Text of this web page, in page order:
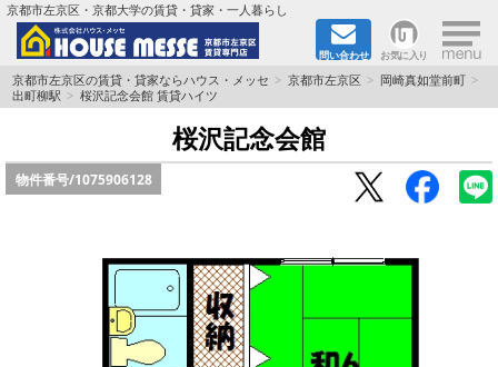
京都市左京区・京都大学の賃貸・貸家・一人暮らし
問い合わせ お気に入り ×
TOPページ
地域から検索
書類DL & 入居者さまへ
家族で住むならマンション？賃家？
京都市左京区の賃貸・貸家ならハウス・メッセ 京都市左京区
岡崎真如堂前町
出町柳駅
桜沢記念会館 賃貸ハイツ
桜沢記念会館
物件番号/1075906128